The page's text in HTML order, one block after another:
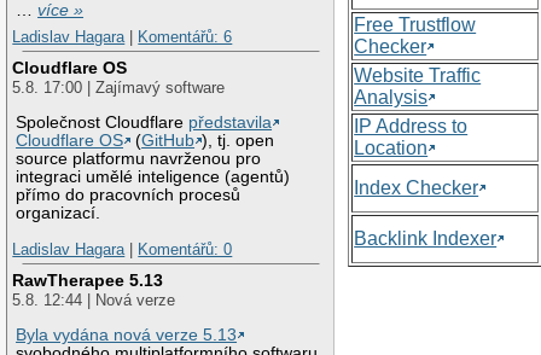
…více »
Ladislav Hagara
Komentářů: 6
Cloudflare OS
5.8. 17:00 | Zajímavý software
Společnost Cloudflare představila
Cloudflare OS
(GitHub ), tj. open
source platformu navrženou pro
integraci umělé inteligence (agentů)
přímo do pracovních procesů
organizací.
Ladislav Hagara
Komentářů: 0
RawTherapee 5.13
5.8. 12:44 | Nová verze
Byla vydána nová verze 5.13
Free Trustflow
Checker
Website Traffic
Analysis
IP Address to
Location
Index Checker
Backlink Indexer